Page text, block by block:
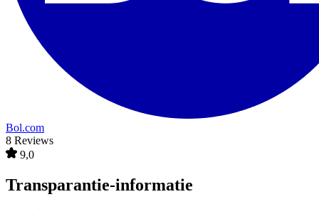
Bol.com
8 Reviews
9,0
Transparantie-informatie